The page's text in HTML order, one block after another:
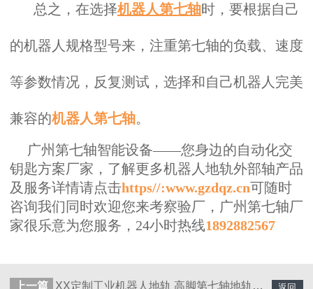
总之，在选择机器人第七轴时，要根据自己
的机器人规格型号来，注重第七轴的负载、速度
等参数情况，反复测试，选择和自己机器人完美
兼容的机器人第七轴。
广州第七轴智能设备——您身边的自动化交
钥匙方案厂家，了解更多机器人地轨外部轴产品
及服务详情请点击https//:www.gzdqz.cn可随时
咨询我们同时欢迎您来考察验厂，广州第七轴厂
家很乐意为您服务，24小时热线1892882567
上一篇 XX定制工业机器人地轨 高脚第七轴地轨，工厂安装调试中…